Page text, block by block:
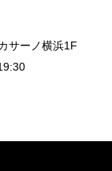
サーノ横浜1F